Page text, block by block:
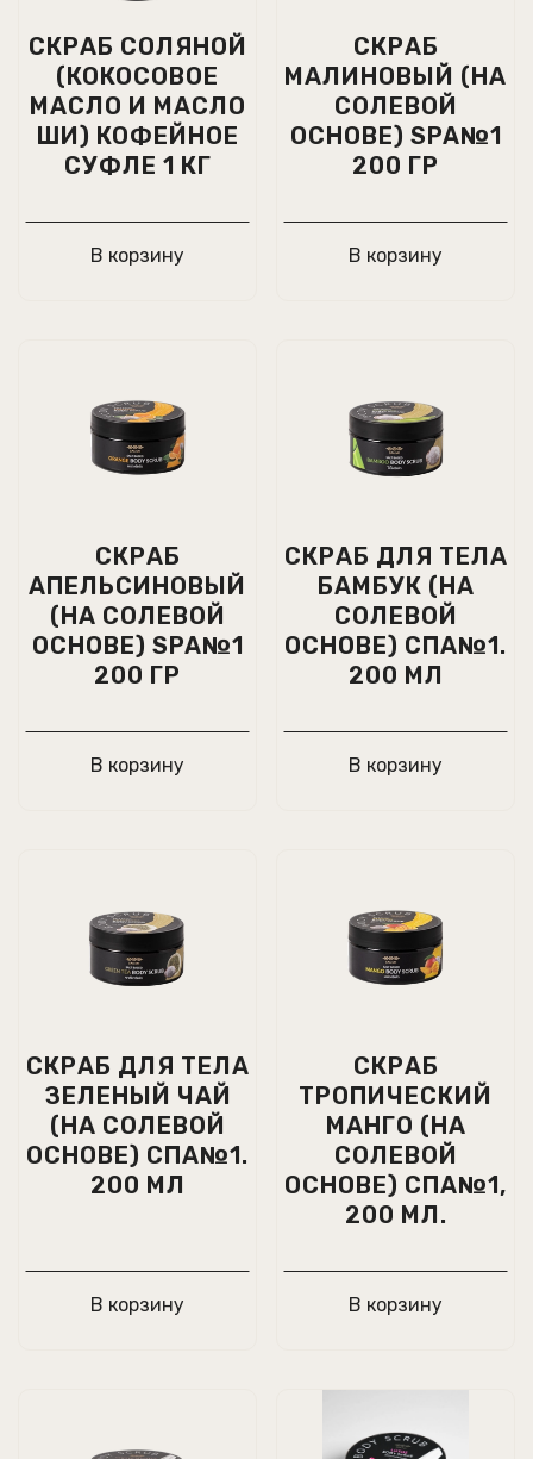
СКРАБ СОЛЯНОЙ
(КОКОСОВОЕ
МАСЛО И МАСЛО
ШИ) КОФЕЙНОЕ
СУФЛЕ 1 КГ
В корзину
СКРАБ
МАЛИНОВЫЙ (НА
СОЛЕВОЙ
ОСНОВЕ) SPA№1
200 ГР
В корзину
СКРАБ
АПЕЛЬСИНОВЫЙ
(НА СОЛЕВОЙ
ОСНОВЕ) SPA№1
200 ГР
В корзину
СКРАБ ДЛЯ ТЕЛА
БАМБУК (НА
СОЛЕВОЙ
ОСНОВЕ) СПА№1.
200 МЛ
В корзину
СКРАБ ДЛЯ ТЕЛА
ЗЕЛЕНЫЙ ЧАЙ
(НА СОЛЕВОЙ
ОСНОВЕ) СПА№1.
200 МЛ
В корзину
СКРАБ
ТРОПИЧЕСКИЙ
МАНГО (НА
СОЛЕВОЙ
ОСНОВЕ) СПА№1,
200 МЛ.
В корзину